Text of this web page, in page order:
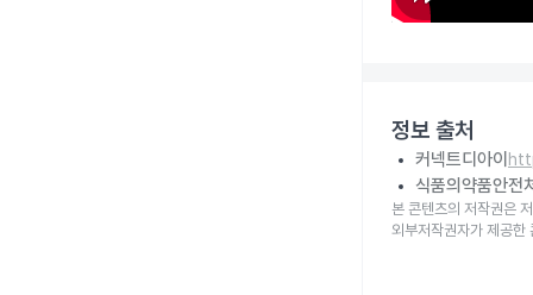
정보 출처
커넥트디아이
식품의약품안전
본 콘텐츠의 저작권은
외부저작권자가 제공한